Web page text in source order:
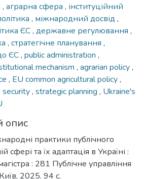
, аграрна сфера , інституційний
, міжнародний досвід ,
ЄС, державне регулювання ,
, стратегічне планування ,
ЄС, public administration ,
mechanism , agrarian policy,
, EU common agricultural policy,
security, strategic planning , Ukraine's
опис
практики публічного
сфері та їх адаптація в Україні :
: 281 Публічне управління
2025. 94 с.